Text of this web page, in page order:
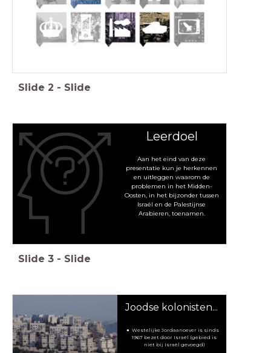
Slide 2 - Slide
Leerdoel
Aan het eind van deze
presentatie kun je herkennen
en uitleggen waarom de
problemen in het Midden-
Oosten, in het bijzonder tussen
Israël en de Palestijnse
Arabieren, toenamen.
Slide 3 - Slide
Joodse kolonisten...
Westelijke Jordaanoever is sinds
1967 bezet door Israël (gebied is
niet bij Israël gevoegd)